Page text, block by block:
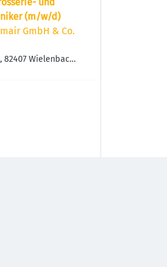
(m/w/d)
GmbH & Co.
82407 Wielenbach,